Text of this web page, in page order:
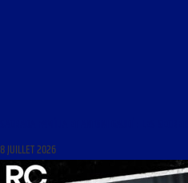
8 JUILLET 2026